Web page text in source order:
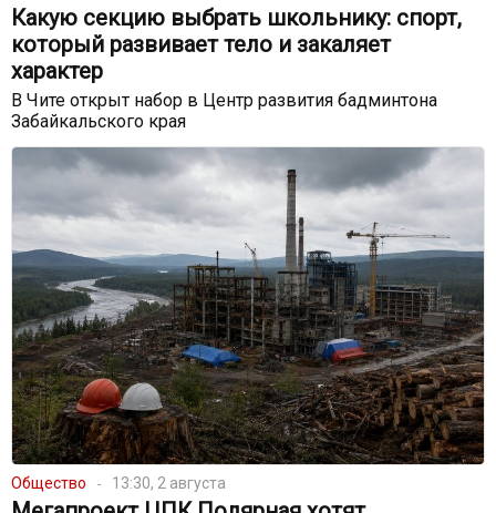
Какую секцию выбрать школьнику: спорт,
который развивает тело и закаляет
характер
В Чите открыт набор в Центр развития бадминтона
Забайкальского края
Общество 13:30, 2 августа